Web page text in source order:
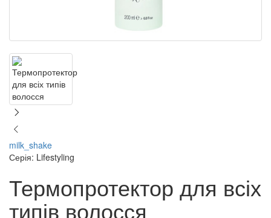
milk_shake
Серія: Lifestyling
Термопротектор для всіх
типів волосся